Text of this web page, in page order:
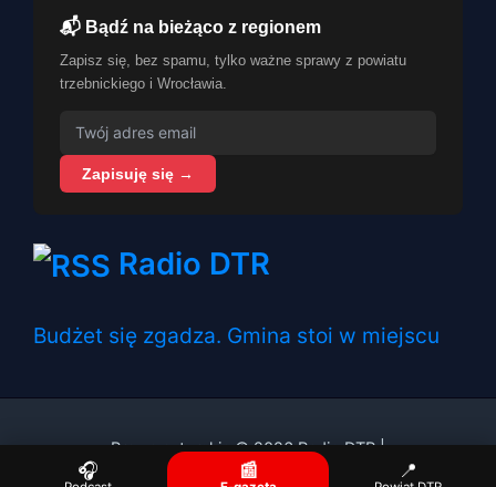
📬 Bądź na bieżąco z regionem
Zapisz się, bez spamu, tylko ważne sprawy z powiatu
trzebnickiego i Wrocławia.
Zapisuję się →
Radio DTR
Budżet się zgadza. Gmina stoi w miejscu
Prawa autorskie © 2026 Radio DTR |
🎧 📰 📍